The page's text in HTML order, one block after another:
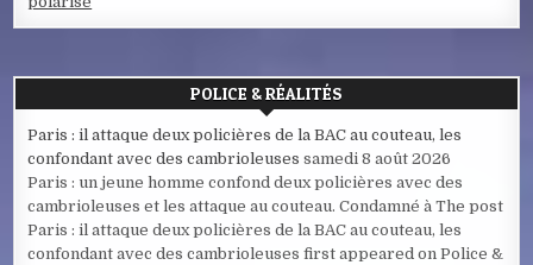
POLICE & RÉALITÉS
Paris : il attaque deux policières de la BAC au couteau, les
confondant avec des cambrioleuses samedi 8 août 2026
Paris : un jeune homme confond deux policières avec des
cambrioleuses et les attaque au couteau. Condamné à The post
Paris : il attaque deux policières de la BAC au couteau, les
confondant avec des cambrioleuses first appeared on Police &